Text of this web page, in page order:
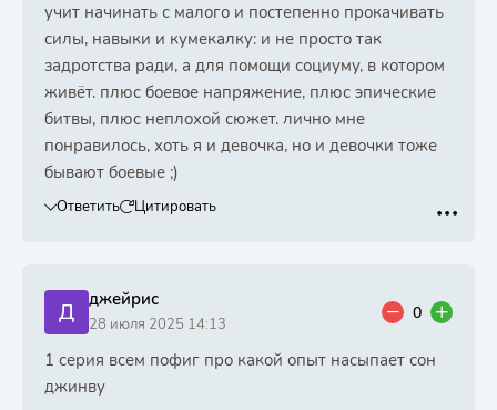
учит начинать с малого и постепенно прокачивать
силы, навыки и кумекалку: и не просто так
задротства ради, а для помощи социуму, в котором
живёт. плюс боевое напряжение, плюс эпические
битвы, плюс неплохой сюжет. лично мне
понравилось, хоть я и девочка, но и девочки тоже
бывают боевые ;)
Ответить Цитировать
Д джейрис
28 июля 2025 14:13
0
1 серия всем пофиг про какой опыт насыпает сон
джинву